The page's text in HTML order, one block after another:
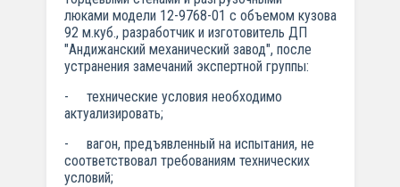
люками модели 12-9768-01 с объемом кузова
92 м.куб., разработчик и изготовитель ДП
"Андижанский механический завод", после
устранения замечаний экспертной группы:
- технические условия необходимо
актуализировать;
- вагон, предъявленный на испытания, не
соответствовал требованиям технических
условий;